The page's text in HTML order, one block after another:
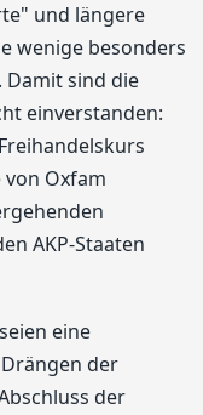
und längere
wenige besonders
sind die
einverstanden:
Oxfam
AKP-Staaten
eine
der
der